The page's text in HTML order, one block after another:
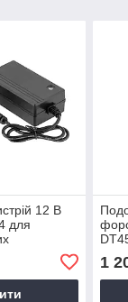
12 В
для
Foresta,
M
1